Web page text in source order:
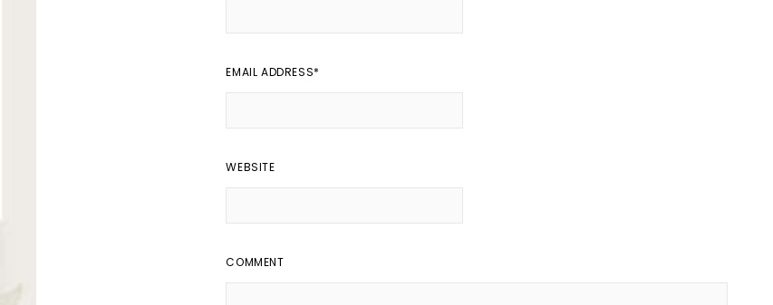
EMAIL ADDRESS*
WEBSITE
COMMENT